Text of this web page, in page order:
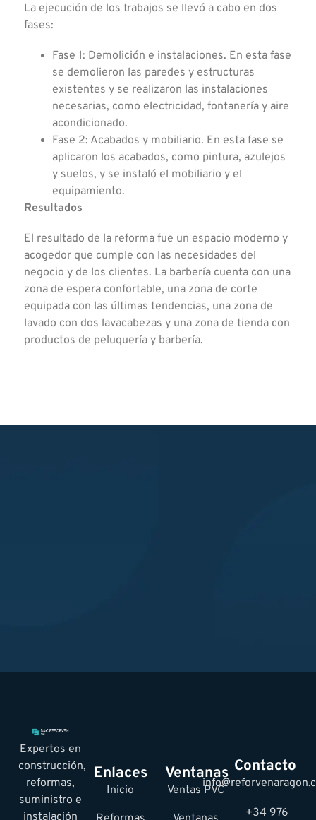
La ejecución de los trabajos se llevó a cabo en dos
fases:
Fase 1: Demolición e instalaciones. En esta fase
se demolieron las paredes y estructuras
existentes y se realizaron las instalaciones
necesarias, como electricidad, fontanería y aire
acondicionado.
Fase 2: Acabados y mobiliario. En esta fase se
aplicaron los acabados, como pintura, azulejos
y suelos, y se instaló el mobiliario y el
equipamiento.
Resultados
El resultado de la reforma fue un espacio moderno y
acogedor que cumple con las necesidades del
negocio y de los clientes. La barbería cuenta con una
zona de espera confortable, una zona de corte
equipada con las últimas tendencias, una zona de
lavado con dos lavacabezas y una zona de tienda con
productos de peluquería y barbería.
Expertos en
construcción,
reformas,
suministro e
instalación
Enlaces
Inicio
Ventanas
Ventas PVC
Contacto
+34 976